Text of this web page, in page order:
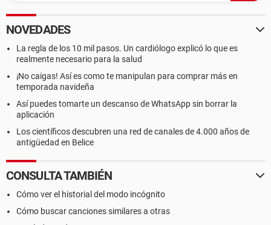
NOVEDADES
La regla de los 10 mil pasos. Un cardiólogo explicó lo que es
realmente necesario para la salud
¡No caigas! Así es como te manipulan para comprar más en
temporada navideña
Así puedes tomarte un descanso de WhatsApp sin borrar la
aplicación
Los científicos descubren una red de canales de 4.000 años de
antigüedad en Belice
CONSULTA TAMBIÉN
Cómo ver el historial del modo incógnito
Cómo buscar canciones similares a otras